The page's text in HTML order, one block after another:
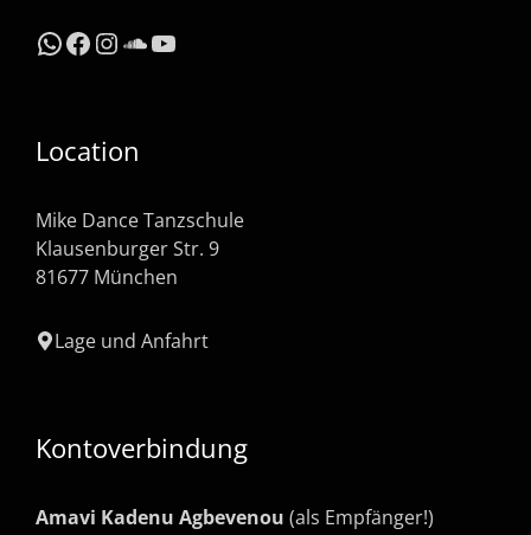
WhatsApp
Facebook
Instagram
SoundCloud
YouTube
Location
Mike Dance Tanzschule
Klausenburger Str. 9
81677 München
Lage und Anfahrt
Kontoverbindung
Amavi Kadenu Agbevenou (als Empfänger!)